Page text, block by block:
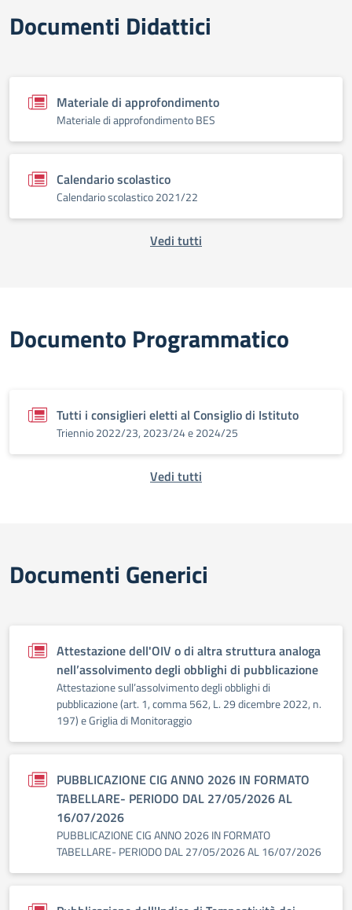
Documenti Didattici
Materiale di approfondimento
Materiale di approfondimento BES
Calendario scolastico
Calendario scolastico 2021/22
Vedi tutti
Documento Programmatico
Tutti i consiglieri eletti al Consiglio di Istituto
Triennio 2022/23, 2023/24 e 2024/25
Vedi tutti
Documenti Generici
Attestazione dell'OIV o di altra struttura analoga
nell’assolvimento degli obblighi di pubblicazione
Attestazione sull’assolvimento degli obblighi di
pubblicazione (art. 1, comma 562, L. 29 dicembre 2022, n.
197) e Griglia di Monitoraggio
PUBBLICAZIONE CIG ANNO 2026 IN FORMATO
TABELLARE- PERIODO DAL 27/05/2026 AL
16/07/2026
PUBBLICAZIONE CIG ANNO 2026 IN FORMATO
TABELLARE- PERIODO DAL 27/05/2026 AL 16/07/2026